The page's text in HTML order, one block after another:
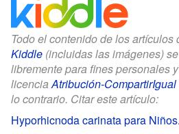
Todo el contenido de los artículos
Kiddle (incluidas las imágenes)
libremente para fines personales
licenciaAtribución-CompartirIgual
lo contrario. Citar este artículo:
Hyporhicnoda carinata para Niños.